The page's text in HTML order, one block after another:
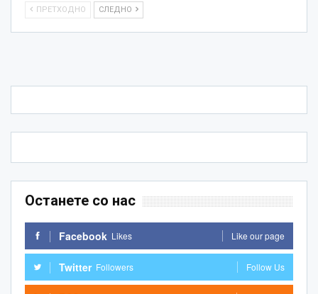
ПРЕТХОДНО СЛЕДНО
Останете со нас
Facebook Likes Like our page
Twitter Followers Follow Us